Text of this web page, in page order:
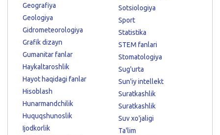
Geografiya
Geologiya
Gidrometeorologiya
Grafik dizayn
Gumanitar fanlar
Haykaltaroshlik
Hayot haqidagi fanlar
Hisoblash
Hunarmandchilik
Huquqshunoslik
Ijodkorlik
Sotsiologiya
Sport
Statistika
STEM fanlari
Stomatologiya
Sug'urta
Sun'iy intellekt
Suratkashlik
Suratkashlik
Suv xo'jaligi
Ta'lim